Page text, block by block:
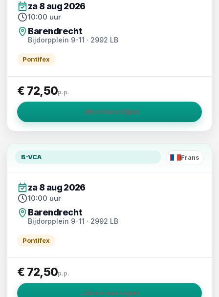
za 8 aug 2026
10:00 uur
Barendrecht
Bijdorpplein 9-11 · 2992 LB
Pontifex
€ 72,50p.p.
→ Direct inschrijven
B-VCA
FR
Frans
za 8 aug 2026
10:00 uur
Barendrecht
Bijdorpplein 9-11 · 2992 LB
Pontifex
€ 72,50p.p.
→ Direct inschrijven